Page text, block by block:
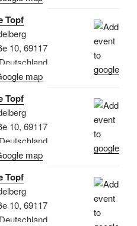
Topf
10, 69117
Topf
10, 69117
Topf
10, 69117